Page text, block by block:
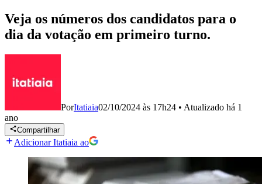
Veja os números dos candidatos para o
dia da votação em primeiro turno.
PorItatiaia02/10/2024 às 17h24 • Atualizado há 1
ano
Compartilhar
Adicionar Itatiaia ao